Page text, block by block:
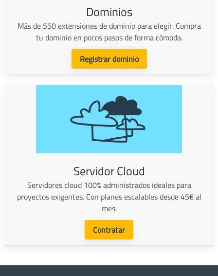
Dominios
Más de 550 extensiones de dominio para elegir. Compra
tu dominio en pocos pasos de forma cómoda.
Registrar dominio
Servidor Cloud
Servidores cloud 100% administrados ideales para
proyectos exigentes. Con planes escalables desde 45€ al
mes.
Contratar